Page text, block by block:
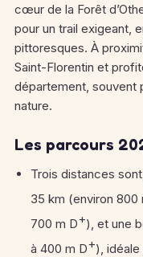
cœur de la Forêt
pour un trail exigeant,
pittoresques. À
Saint-Florentin et
département, souvent
nature.
Les parcours
Trois distances
35 km (environ 800
700 m D+), et une
à 400 m D+), idéale